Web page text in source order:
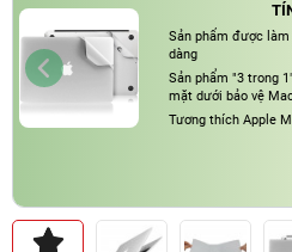
Sản phẩm được
dàng
Sản phẩm "3 trong
mặt dưới bảo vệ
Tương thích Apple